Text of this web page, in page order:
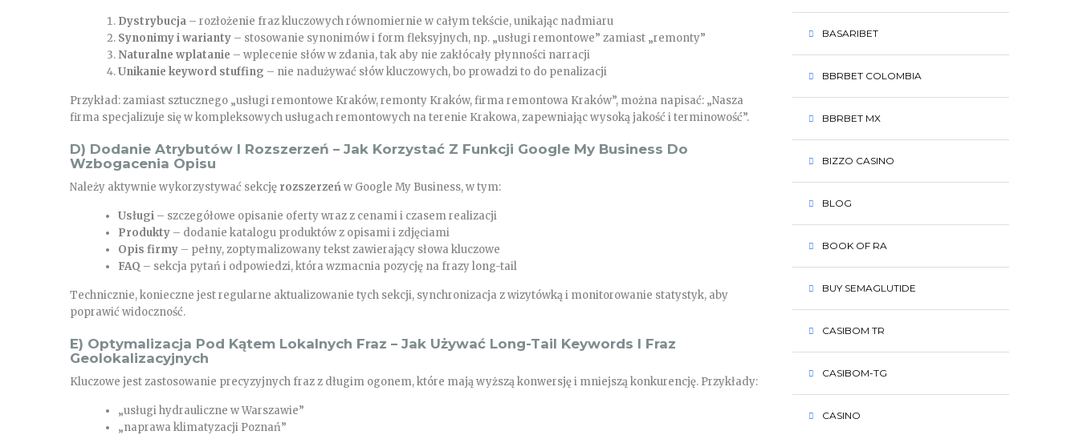
BASARIBET
BBRBET COLOMBIA
BBRBET MX
BIZZO CASINO
BLOG
BOOK OF RA
BUY SEMAGLUTIDE
CASIBOM TR
CASIBOM-TG
CASINO
Dystrybucja – rozłożenie fraz kluczowych równomiernie w całym tekście, unikając nadmiaru
Synonimy i warianty – stosowanie synonimów i form fleksyjnych, np. „usługi remontowe” zamiast „remonty”
Naturalne wplatanie – wplecenie słów w zdania, tak aby nie zakłócały płynności narracji
Unikanie keyword stuffing – nie nadużywać słów kluczowych, bo prowadzi to do penalizacji
Przykład: zamiast sztucznego „usługi remontowe Kraków, remonty Kraków, firma remontowa Kraków”, można napisać: „Nasza
firma specjalizuje się w kompleksowych usługach remontowych na terenie Krakowa, zapewniając wysoką jakość i terminowość”.
D) Dodanie Atrybutów I Rozszerzeń – Jak Korzystać Z Funkcji Google My Business Do
Wzbogacenia Opisu
Należy aktywnie wykorzystywać sekcję rozszerzeńw Google My Business, w tym:
Usługi – szczegółowe opisanie oferty wraz z cenami i czasem realizacji
Produkty – dodanie katalogu produktów z opisami i zdjęciami
Opis firmy – pełny, zoptymalizowany tekst zawierający słowa kluczowe
FAQ – sekcja pytań i odpowiedzi, która wzmacnia pozycję na frazy long-tail
Technicznie, konieczne jest regularne aktualizowanie tych sekcji, synchronizacja z wizytówką i monitorowanie statystyk, aby
poprawić widoczność.
E) Optymalizacja Pod Kątem Lokalnych Fraz – Jak Używać Long-Tail Keywords I Fraz
Geolokalizacyjnych
Kluczowe jest zastosowanie precyzyjnych fraz z długim ogonem, które mają wyższą konwersję i mniejszą konkurencję. Przykłady:
„usługi hydrauliczne w Warszawie”
„naprawa klimatyzacji Poznań”